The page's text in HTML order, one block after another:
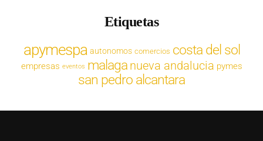
Etiquetas
apymespa autonomos comercios costa del sol
empresas eventos malaga nueva andalucia pymes
san pedro alcantara